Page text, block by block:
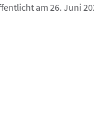
am 26. Juni